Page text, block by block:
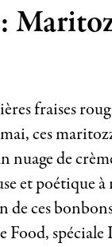
fraises
ces
nuage de
et poétique
de ces
Food, spéciale